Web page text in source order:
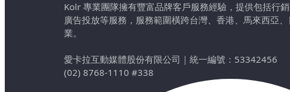
Kolr 專業團隊擁有豐富品牌客戶服務經驗，提供包括行
廣告投放等服務，服務範圍橫跨台灣、香港、馬來西亞
業。
愛卡拉互動媒體股份有限公司 ｜ 統一編號：53342456
(02) 8768-1110 #338